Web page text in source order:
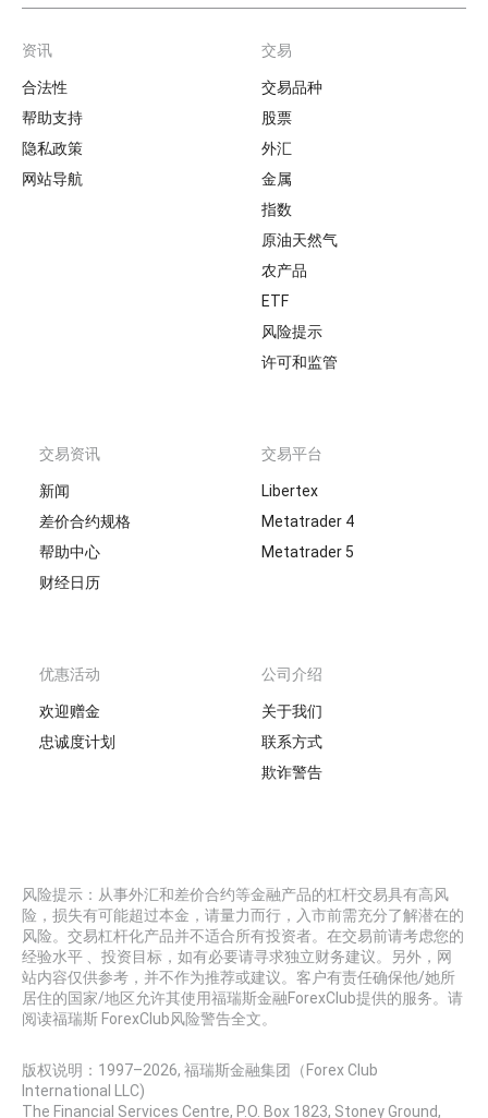
Footer
资讯
合法性
帮助支持
隐私政策
网站导航
交易
交易品种
股票
外汇
金属
指数
原油天然气
农产品
ETF
风险提示
许可和监管
交易资讯
新闻
差价合约规格
帮助中心
财经日历
交易平台
Libertex
Metatrader 4
Metatrader 5
优惠活动
欢迎赠金
忠诚度计划
公司介绍
关于我们
联系方式
欺诈警告
风险提示：从事外汇和差价合约等金融产品的杠杆交易具有高风
险，损失有可能超过本金，请量力而行，入市前需充分了解潜在的
风险。交易杠杆化产品并不适合所有投资者。在交易前请考虑您的
经验水平 、投资目标，如有必要请寻求独立财务建议。另外，网
站内容仅供参考，并不作为推荐或建议。客户有责任确保他/她所
居住的国家/地区允许其使用福瑞斯金融ForexClub提供的服务。请
阅读福瑞斯 ForexClub风险警告全文。
版权说明：1997–2026, 福瑞斯金融集团（Forex Club
International LLC)
The Financial Services Centre, P.O. Box 1823, Stoney Ground,